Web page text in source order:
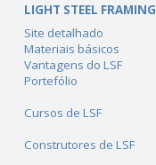
LIGHT STEEL FRAMING
Site detalhado
Materiais básicos
Vantagens do LSF
Portefólio
Cursos de LSF
Construtores de LSF